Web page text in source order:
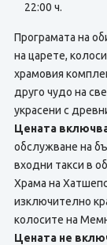
22:00 ч.
Програмата на
на царете,
храмовия
друго чудо на
украсени с
Цената
обслужване на
входни такси в
Храма на
изключително
колосите на
Цената не